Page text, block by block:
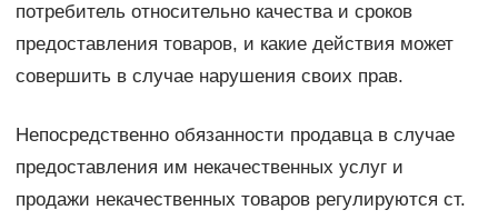
потребитель относительно качества и сроков
предоставления товаров, и какие действия может
совершить в случае нарушения своих прав.
Непосредственно обязанности продавца в случае
предоставления им некачественных услуг и
продажи некачественных товаров регулируются ст.